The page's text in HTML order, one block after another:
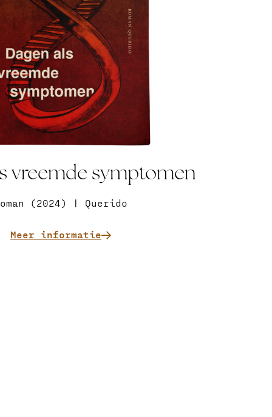
vreemde symptomen
(2024) | Querido
Meer informatie